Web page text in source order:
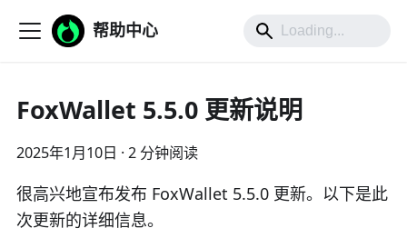
帮助中心
FoxWallet 5.5.0 更新说明
2025年1月10日 · 2 分钟阅读
很高兴地宣布发布 FoxWallet 5.5.0 更新。以下是此
次更新的详细信息。